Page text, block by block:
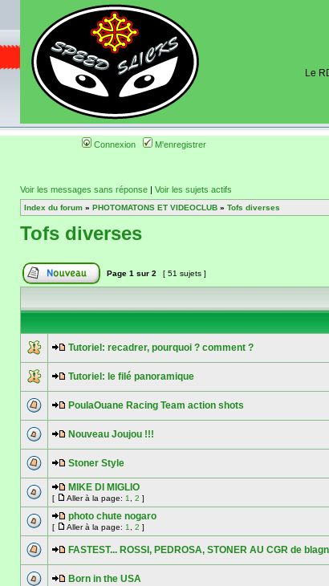
Le
Connexion M'enregistrer
Voir les messages sans réponse | Voir les sujets actifs
Index du forum » PHOTOMATONS ET VIDEOCLUB » Tofs diverses
Tofs diverses
Page 1 sur 2 [ 51 sujets ]
Tutoriel: recadrer, pourquoi ? comment ?
Tutoriel: le filé panoramique
PoulaOuane Racing Team action shots
Nouveau Joujou !!!
Stoner Style
MIKE DI MIGLIO
[ Aller à la page: 1 2 ]
photo chute nogaro
[ Aller à la page: 1 2 ]
FASTEST... ROSSI, PEDROSA, STONER AU CGR de
Born in the USA